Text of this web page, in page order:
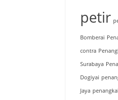
petir
Bomberai
contra
Surabaya
Dogiyai
Jaya